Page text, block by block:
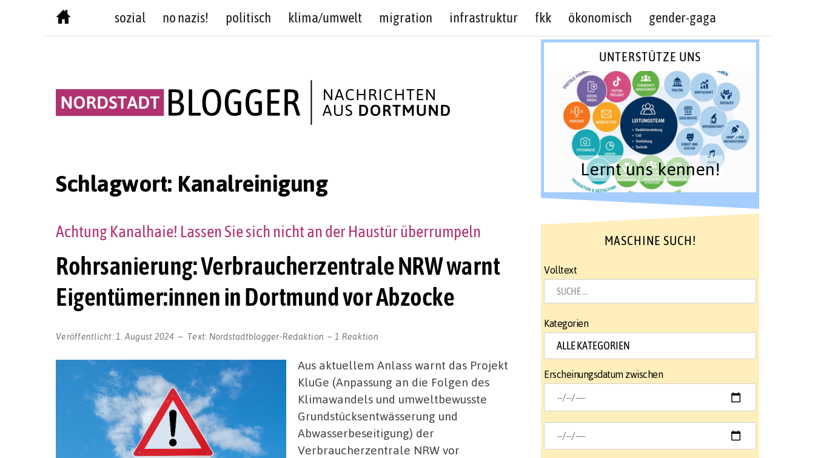
sozial no nazis! politisch klima/umwelt migration infrastruktur fkk ökonomisch gender-gaga
Schlagwort: Kanalreinigung
Rohrsanierung: Verbraucherzentrale NRW warnt
Eigentümer:innen in Dortmund vor Abzocke
Achtung Kanalhaie! Lassen Sie sich nicht an der Haustür überrumpeln
Veröffentlicht: 1. August 2024 Text: Nordstadtblogger-Redaktion 1 Reaktion
Aus aktuellem Anlass warnt das Projekt
KluGe (Anpassung an die Folgen des
Klimawandels und umweltbewusste
Grundstücksentwässerung und
Abwasserbeseitigung) der
Verbraucherzentrale NRW vor
UNTERSTÜTZE UNS
Lernt uns kennen!
MASCHINE SUCH!
Volltext
Kategorien
Erscheinungsdatum zwischen